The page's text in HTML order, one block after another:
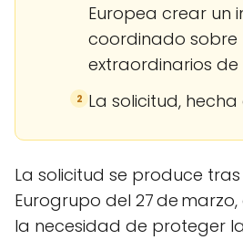
Europea crear un
coordinado sobre
extraordinarios
2 La solicitud, hecha
La solicitud se produce
Eurogrupo del 27 de
la necesidad de proteger